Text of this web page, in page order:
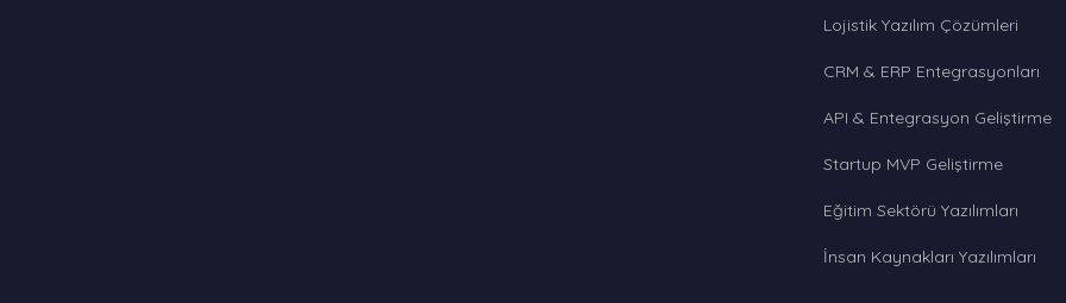
Lojistik Yazılım Çözümleri
CRM & ERP Entegrasyonları
API & Entegrasyon Geliştirme
Startup MVP Geliştirme
Eğitim Sektörü Yazılımları
İnsan Kaynakları Yazılımları